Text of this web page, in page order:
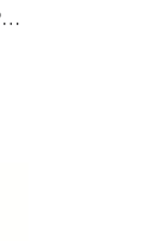
ΓΥΝΑΙΚΕΙΕΣ ΧΑΜΗΛΕΣ ΠΛΑΤΦΟΡΜΕΣ-PICCADILLY-2499-0168-ΜΑΥΡΟ